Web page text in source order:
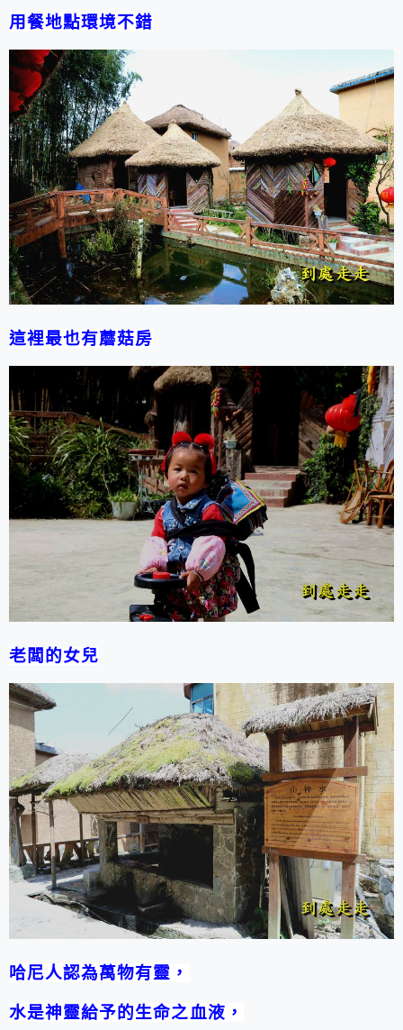
用餐地點環境不錯
這裡最也有蘑菇房
老闆的女兒
哈尼人認為萬物有靈，
水是神靈給予的生命之血液，